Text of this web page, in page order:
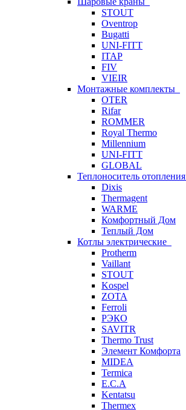
STOUT
Oventrop
Bugatti
UNI-FITT
ITAP
FIV
VIEIR
Монтажные комплекты
OTER
Rifar
ROMMER
Royal Thermo
Millennium
UNI-FITT
GLOBAL
Теплоноситель отопления
Dixis
Thermagent
WARME
Комфортный Дом
Теплый Дом
Котлы электрические
Protherm
Vaillant
STOUT
Kospel
ZOTA
Ferroli
РЭКО
SAVITR
Thermo Trust
Элемент Комфорта
MIDEA
Termica
E.C.A
Kentatsu
Thermex